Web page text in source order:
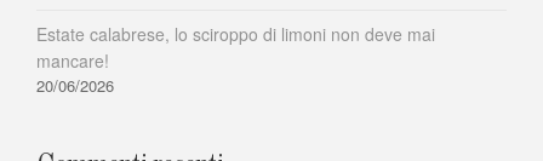
Estate calabrese, lo sciroppo di limoni non deve mai
mancare!
20/06/2026